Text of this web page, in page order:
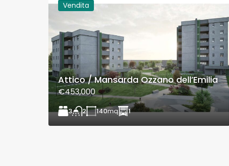
Vendita
Attico / Mansarda Ozzano dell’Emilia
€453,000
3 2 140mq 1